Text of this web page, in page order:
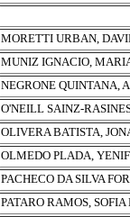
MORETTI URBAN,
MUNIZ IGNACIO,
NEGRONE QUINTANA,
O'NEILL SAINZ-
OLIVERA BATISTA,
OLMEDO PLADA,
PACHECO DA SILVA
PATARO RAMOS,